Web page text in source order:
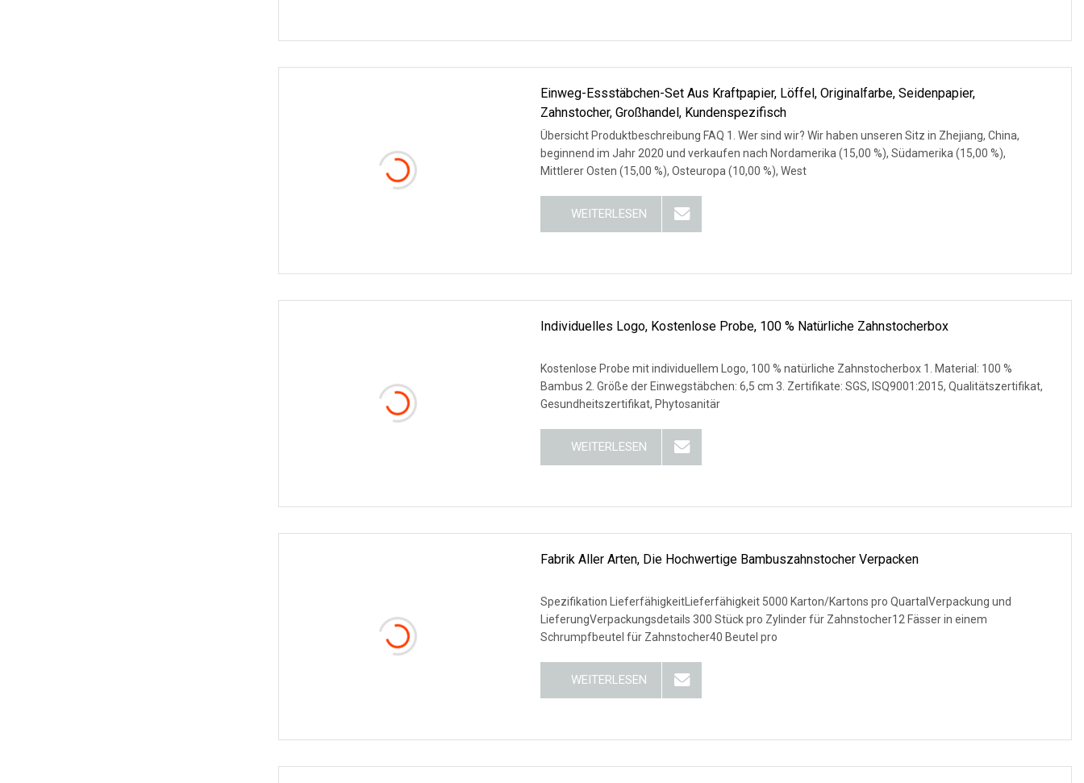
Einweg-Essstäbchen-Set Aus Kraftpapier, Löffel, Originalfarbe, Seidenpapier,
Zahnstocher, Großhandel, Kundenspezifisch
Übersicht Produktbeschreibung FAQ 1. Wer sind wir? Wir haben unseren Sitz in Zhejiang, China,
beginnend im Jahr 2020 und verkaufen nach Nordamerika (15,00 %), Südamerika (15,00 %),
Mittlerer Osten (15,00 %), Osteuropa (10,00 %), West
WEITERLESEN
Individuelles Logo, Kostenlose Probe, 100 % Natürliche Zahnstocherbox
Kostenlose Probe mit individuellem Logo, 100 % natürliche Zahnstocherbox 1. Material: 100 %
Bambus 2. Größe der Einwegstäbchen: 6,5 cm 3. Zertifikate: SGS, ISQ9001:2015, Qualitätszertifikat,
Gesundheitszertifikat, Phytosanitär
WEITERLESEN
Fabrik Aller Arten, Die Hochwertige Bambuszahnstocher Verpacken
Spezifikation LieferfähigkeitLieferfähigkeit 5000 Karton/Kartons pro QuartalVerpackung und
LieferungVerpackungsdetails 300 Stück pro Zylinder für Zahnstocher12 Fässer in einem
Schrumpfbeutel für Zahnstocher40 Beutel pro
WEITERLESEN